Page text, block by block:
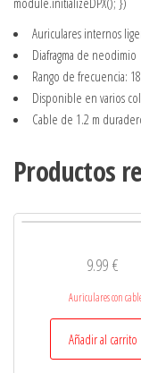
Auriculares internos
Diafragma de neodimio
Rango de frecuencia:
Disponible en varios
Cable de 1.2 m
Productos
9.99€
Auriculares con
Añadir al carrito